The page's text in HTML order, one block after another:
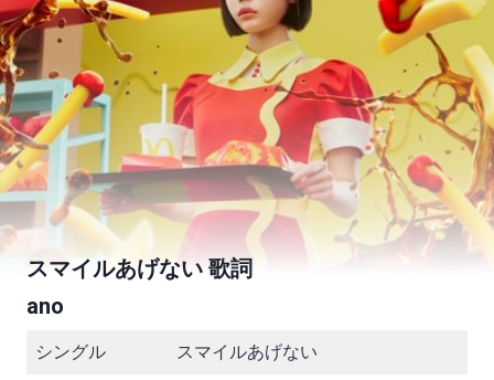
スマイルあげない 歌詞
ano
シングル スマイルあげない